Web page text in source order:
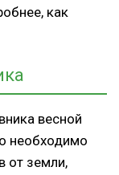
как
весной
необходимо
от земли,